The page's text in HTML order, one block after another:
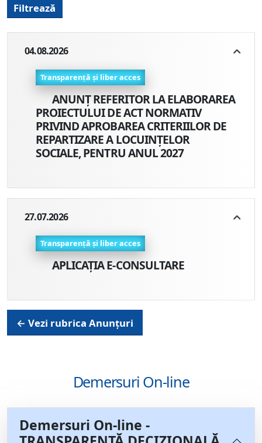
Filtrează
04.08.2026
Transparență și liber acces
ANUNȚ REFERITOR LA ELABORAREA
PROIECTULUI DE ACT NORMATIV
PRIVIND APROBAREA CRITERIILOR DE
REPARTIZARE A LOCUINŢELOR
SOCIALE, PENTRU ANUL 2027
27.07.2026
Transparență și liber acces
APLICAȚIA E-CONSULTARE
← Vezi rubrica Anunțuri
Demersuri On-line
Demersuri On-line -